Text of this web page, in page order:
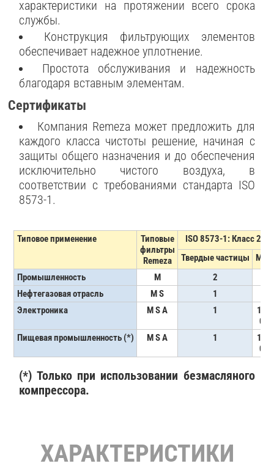
характеристики на протяжении всего срока
службы.
Конструкция фильтрующих элементов
обеспечивает надежное уплотнение.
Простота обслуживания и надежность
благодаря вставным элементам.
Сертификаты
Компания Remeza может предложить для
каждого класса чистоты решение, начиная с
защиты общего назначения и до обеспечения
исключительно чистого воздуха, в
соответствии с требованиями стандарта ISO
8573-1.
Типовое применение
Типовые
фильтры
Remeza
ISO 8573-1: Класс
Твердые частицы
Промышленность
M 2
Нефтегазовая отрасль
M S 1
Электроника
M S A 1
1
0
Пищевая промышленность (*)
M S A 1
1
0
(*) Только при использовании безмасляного
компрессора.
ХАРАКТЕРИСТИКИ